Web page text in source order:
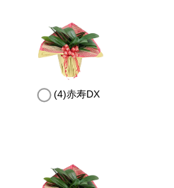
(4)赤寿DX